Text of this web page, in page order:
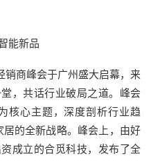
能新品
销商峰会于广州盛大启幕，来
，共话行业破局之道。峰会
核心主题，深度剖析行业趋
的全新战略。峰会上，由好
成立的合觅科技，发布了全